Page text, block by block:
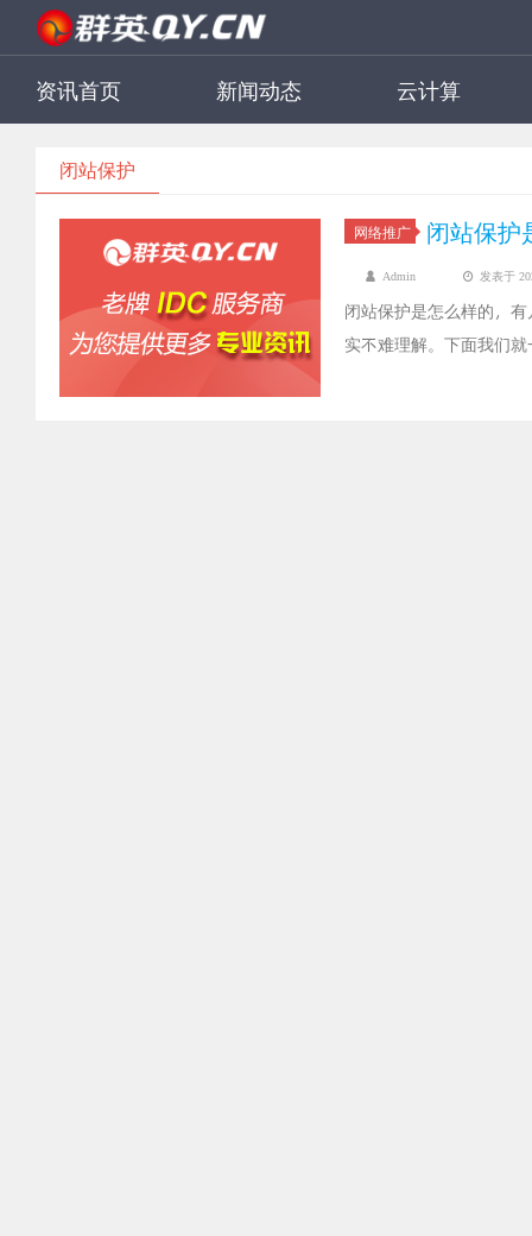
资讯首页 新闻动态 云计算
闭站保护
网络推广 闭站保护
Admin 发表于
闭站保护是怎么样的，
实不难理解。下面我们